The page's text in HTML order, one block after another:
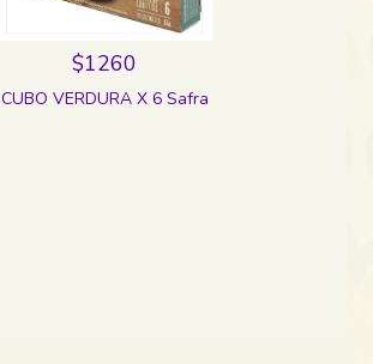
$1260
CUBO VERDURA X 6 Safra